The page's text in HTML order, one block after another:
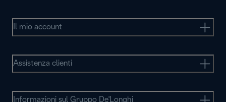
Il mio account
Assistenza clienti
Informazioni sul Gruppo De'Longhi